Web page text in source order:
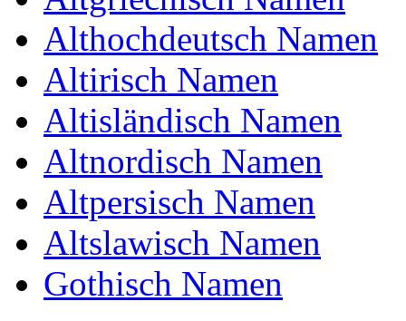
wilder, mächtiger Herrscher
Herkunft des Vornamen
Wilderich
Deutsch
Geschlecht von Wilderich
männlich
Wilderich Namensanalyse
Wilderich Namensanalyse; Hell , Stur , Reich
und Humble , Wissenschafts-Freaks , Hohe
Althochdeutsch Namen
Altirisch Namen
Altisländisch Namen
Altnordisch Namen
Altpersisch Namen
Altslawisch Namen
Gothisch Namen